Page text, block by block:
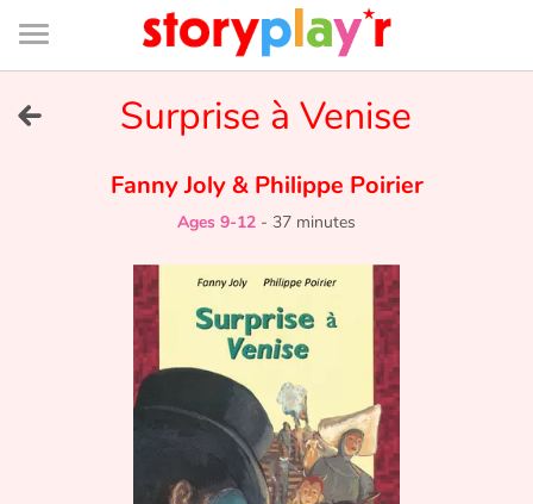
Connexion
Bibliothèque
de
page
Tales and classics in french
Surprise à Venise
Fanny Joly&Philippe Poirier
Ages 9-12 - 37 minutes